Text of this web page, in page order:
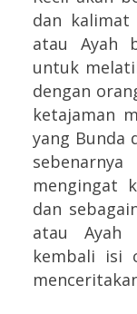
dan
atau Ayah
untuk
dengan
ketajaman
yang Bunda
mengingat
dan
atau Ayah
kembali isi